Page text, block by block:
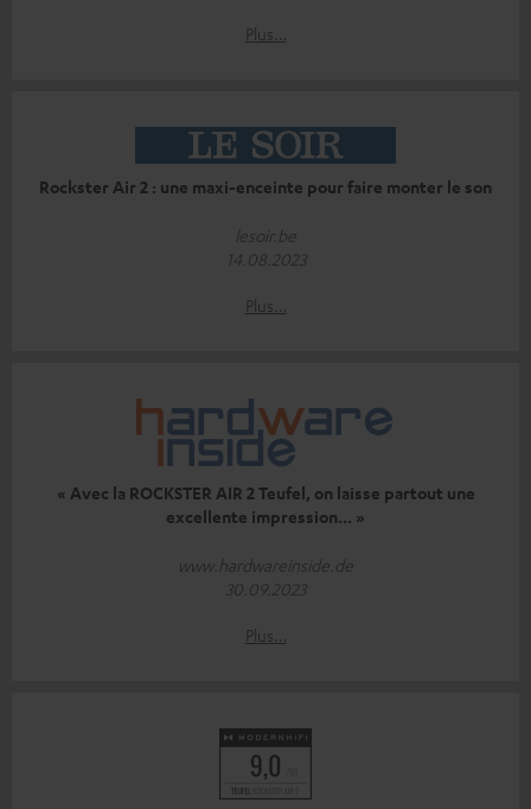
Plus…
Rockster Air 2 : une maxi-enceinte pour faire monter le son
lesoir.be
14.08.2023
Plus…
« Avec la ROCKSTER AIR 2 Teufel, on laisse partout une
excellente impression... »
www.hardwareinside.de
30.09.2023
Plus…